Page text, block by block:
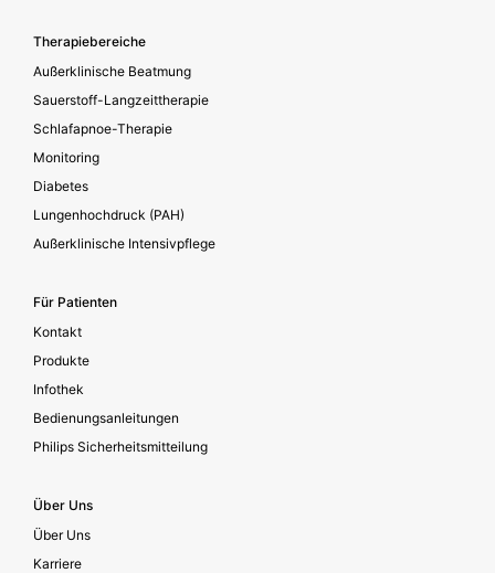
Footer secondary
Therapiebereiche
Außerklinische Beatmung
Sauerstoff-Langzeittherapie
Schlafapnoe-Therapie
Monitoring
Diabetes
Lungenhochdruck (PAH)
Außerklinische Intensivpflege
Für Patienten
Kontakt
Produkte
Infothek
Bedienungsanleitungen
Philips Sicherheitsmitteilung
Über Uns
Über Uns
Karriere